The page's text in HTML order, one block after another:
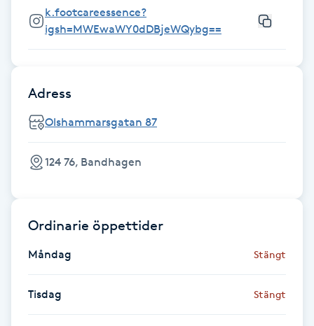
Fotvård
Fransborttagning
Fransfärgning
Fransförlängning
Fransförlängning Megavolym
k.footcareessence?
igsh=MWEwaWY0dDBjeWQybg==
Adress
Olshammarsgatan 87
124 76, Bandhagen
Ordinarie öppettider
Måndag Stängt
Tisdag Stängt